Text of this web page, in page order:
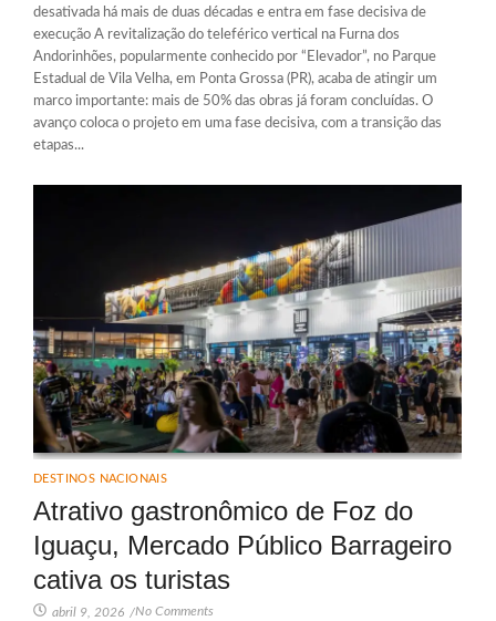
desativada há mais de duas décadas e entra em fase decisiva de
execução A revitalização do teleférico vertical na Furna dos
Andorinhões, popularmente conhecido por “Elevador”, no Parque
Estadual de Vila Velha, em Ponta Grossa (PR), acaba de atingir um
marco importante: mais de 50% das obras já foram concluídas. O
avanço coloca o projeto em uma fase decisiva, com a transição das
etapas...
DESTINOS NACIONAIS
Atrativo gastronômico de Foz do
Iguaçu, Mercado Público Barrageiro
cativa os turistas
abril 9, 2026 /No Comments